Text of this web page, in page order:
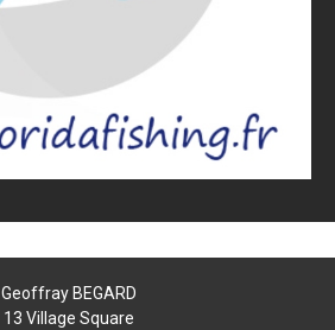
Geoffray BEGARD
13 Village Square